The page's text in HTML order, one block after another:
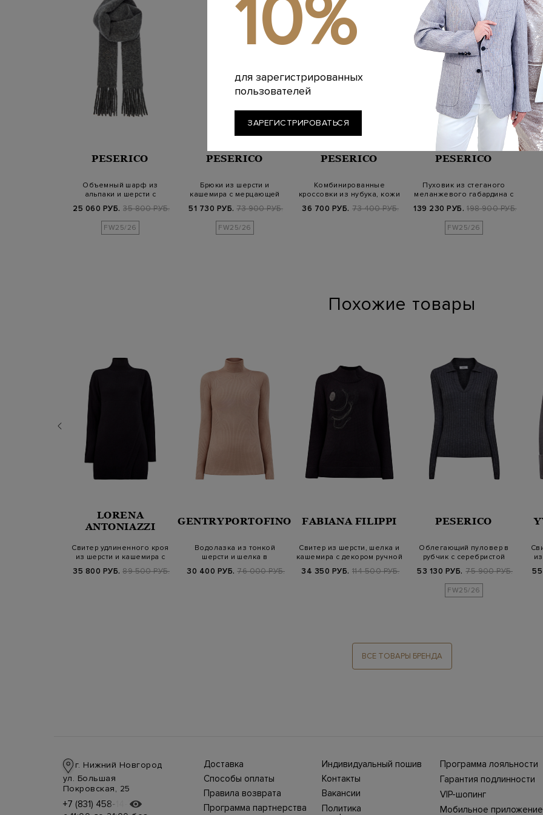
PESERICO
Объемный шарф из
альпаки и шерсти с
25 060 РУБ. 35 800 РУБ.
FW25/26
PESERICO
Брюки из шерсти и
кашемира с мерцающей
51 730 РУБ. 73 900 РУБ.
FW25/26
PESERICO
Комбинированные
кроссовки из нубука, кожи
36 700 РУБ. 73 400 РУБ.
PESERICO
Пуховик из стеганого
меланжевого габардина с
139 230 РУБ. 198 900 РУБ.
FW25/26
Похожие товары
LORENA
ANTONIAZZI
Свитер удлиненного кроя
из шерсти и кашемира с
35 800 РУБ. 89 500 РУБ.
GENTRYPORTOFINO
Водолазка из тонкой
шерсти и шелка в
30 400 РУБ. 76 000 РУБ.
FABIANA FILIPPI
Свитер из шерсти, шелка и
кашемира с декором ручной
34 350 РУБ. 114 500 РУБ.
PESERICO
Облегающий пуловер в
рубчик с серебристой
53 130 РУБ. 75 900 РУБ.
FW25/26
ВСЕ ТОВАРЫ БРЕНДА
г. Нижний Новгород
ул. Большая
Покровская, 25
+7 (831) 458-14-75
+7 (831) 458-14-75
Доставка
производится
курьерской службой
СДЭК, DHL при 100%
предоплате.
Способы оплаты
магазине
осуществляется
несколькими
Правила возврата
Интернет-магазин
позволяет вернуть
Программа партнерства
Индивидуальный пошив
Ежегодно в бутики
Stefano Ricci, Brioni,
Canali приезжают
представители Домов
моды, чтобы
Контакты
Большая Покровская,
25. Телефон интернет-
магазина 8 800 500
Вакансии
Политика
Программа лояльности
Гарантия подлинности
VIP-шопинг
Мобильное приложение
10%
для зарегистрированных
пользователей
ЗАРЕГИСТРИРОВАТЬСЯ